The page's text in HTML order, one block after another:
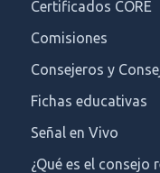
Certificados CORE
Comisiones
Consejeros y
Fichas educativas
Señal en Vivo
¿Qué es el consejo